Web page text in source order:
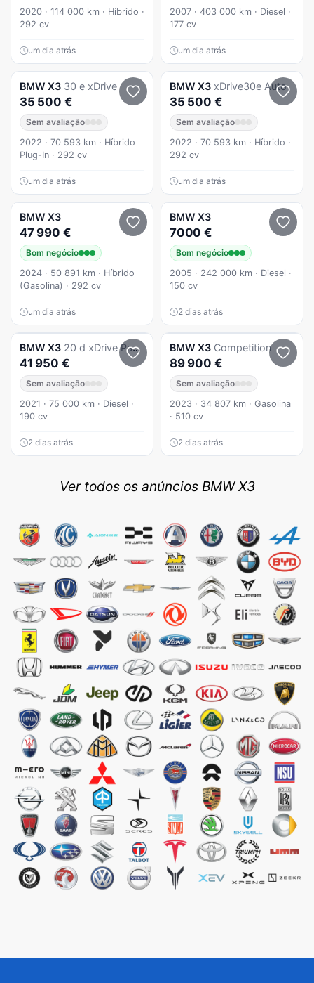
2020 · 114 000 km · Híbrido ·
292 cv
um dia atrás
2007 · 403 000 km · Diesel ·
177 cv
um dia atrás
BMW X3 30 e xDrive
35 500 €
Sem avaliação
2022 · 70 593 km · Híbrido
Plug-In · 292 cv
um dia atrás
BMW X3 xDrive30e Auto
35 500 €
Sem avaliação
2022 · 70 593 km · Híbrido ·
292 cv
um dia atrás
BMW X3
47 990 €
Bom negócio
2024 · 50 891 km · Híbrido
(Gasolina) · 292 cv
um dia atrás
BMW X3
7000 €
Bom negócio
2005 · 242 000 km · Diesel ·
150 cv
2 dias atrás
BMW X3 20 d xDrive Pack M
41 950 €
Sem avaliação
2021 · 75 000 km · Diesel ·
190 cv
2 dias atrás
BMW X3 Competition
89 900 €
Sem avaliação
2023 · 34 807 km · Gasolina
· 510 cv
2 dias atrás
Ver todos os anúncios BMW X3